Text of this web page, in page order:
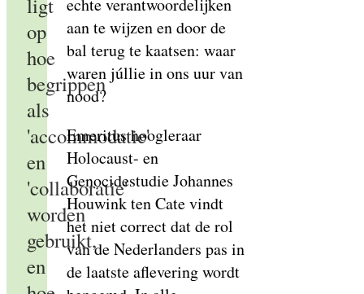
op
hoe
begrippen
als
'accommodatie'
en
'collaboratie'
worden
gebruikt,
en
aan te wijzen en door de
bal terug te kaatsen: waar
waren júllie in ons uur van
nood?
Emeritus hoogleraar
Holocaust- en
Genocidestudie Johannes
Houwink ten Cate vindt
het niet correct dat de rol
van de Nederlanders pas in
de laatste aflevering wordt